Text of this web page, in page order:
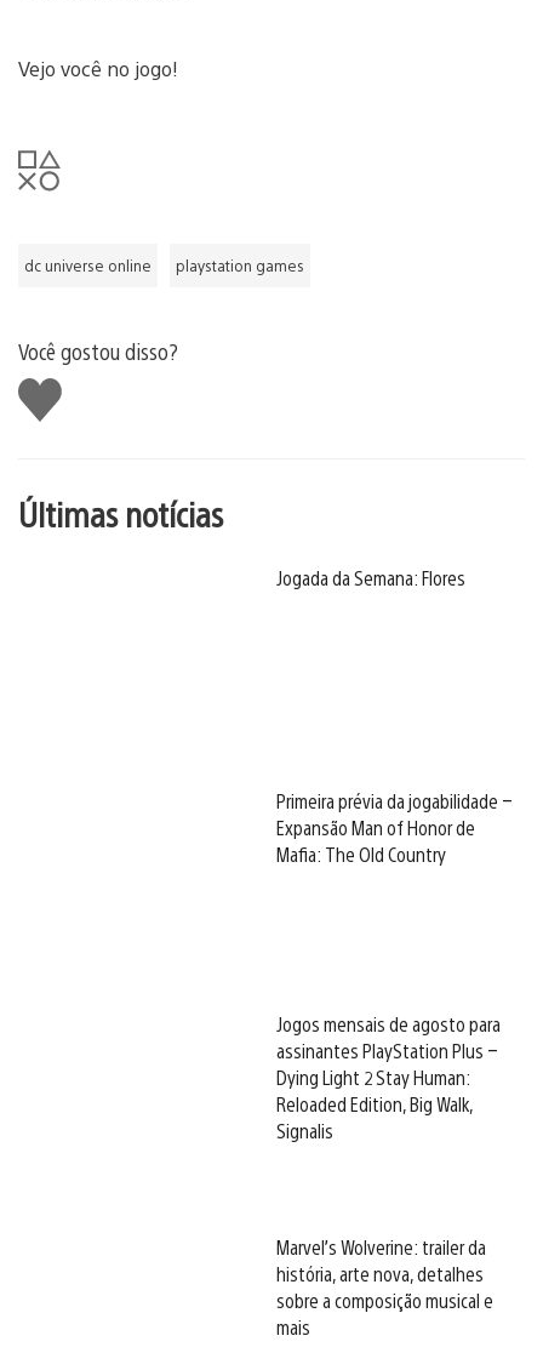
Vejo você no jogo!
dc universe online playstation games
Você gostou disso?
Curtir
Últimas notícias
Jogada da Semana: Flores
Primeira prévia da jogabilidade –
Expansão Man of Honor de
Mafia: The Old Country
Jogos mensais de agosto para
assinantes PlayStation Plus –
Dying Light 2 Stay Human:
Reloaded Edition, Big Walk,
Signalis
Marvel’s Wolverine: trailer da
história, arte nova, detalhes
sobre a composição musical e
mais